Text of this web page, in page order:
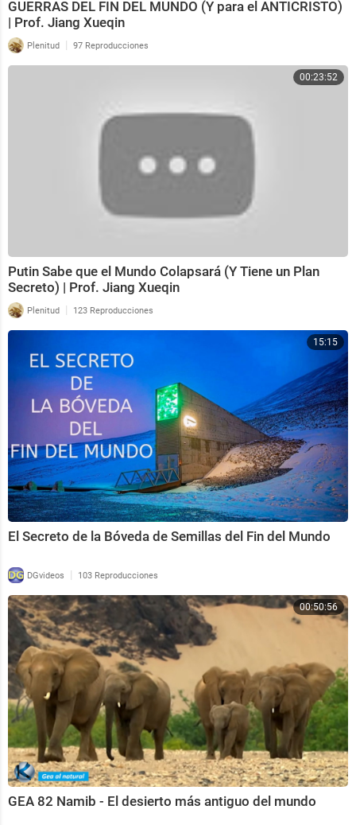
GUERRAS DEL FIN DEL MUNDO (Y para el ANTICRISTO)
| Prof. Jiang Xueqin
Plenitud | 97 Reproducciones
00:23:52
Putin Sabe que el Mundo Colapsará (Y Tiene un Plan
Secreto) | Prof. Jiang Xueqin
Plenitud | 123 Reproducciones
15:15
El Secreto de la Bóveda de Semillas del Fin del Mundo
DGvideos | 103 Reproducciones
00:50:56
GEA 82 Namib - El desierto más antiguo del mundo